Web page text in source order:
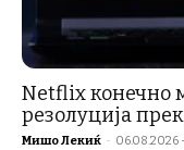
Netflix конечно
резолуција
Мишо Лекиќ - 06.08.2026